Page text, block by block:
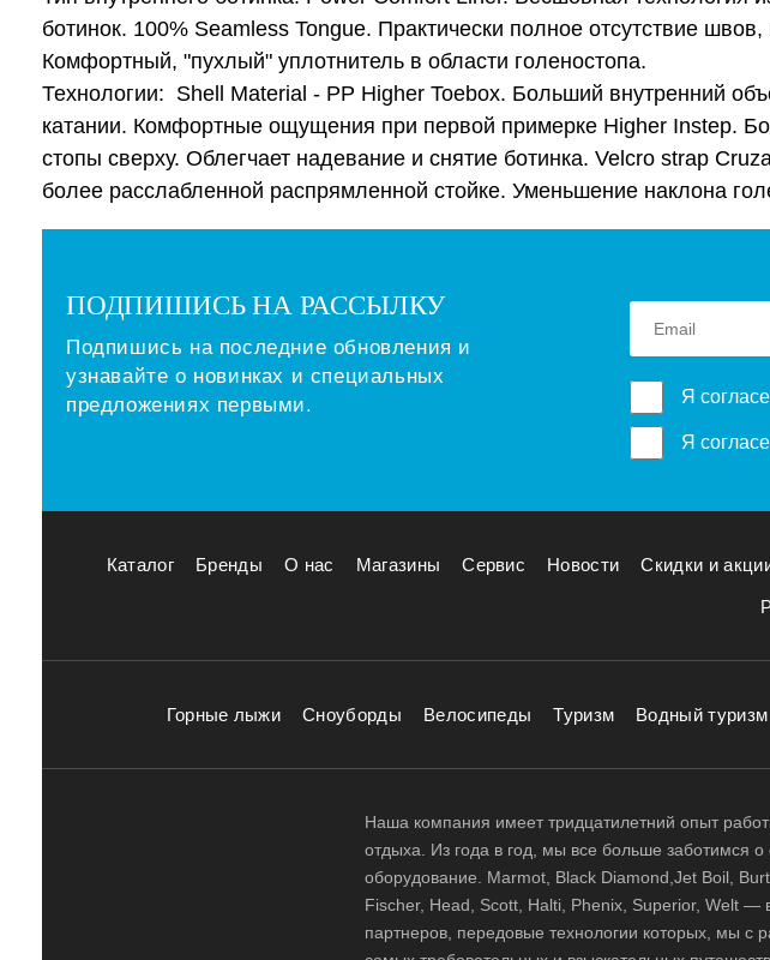
ботинок. 100% Seamless Tongue. Практически полное отсутствие
Комфортный, "пухлый" уплотнитель в области голеностопа.
Технологии: Shell Material - PP Higher Toebox. Больший внутренний
катании. Комфортные ощущения при первой примерке Higher Instep.
стопы сверху. Облегчает надевание и снятие ботинка. Velcro strap
более расслабленной распрямленной стойке. Уменьшение наклона
ПОДПИШИСЬ НА РАССЫЛКУ
Подпишись на последние обновления и
узнавайте о новинках и специальных
предложениях первыми.
Я
Я
Каталог Бренды О нас Магазины Сервис Новости Скидки и
Горные лыжи Сноуборды Велосипеды Туризм Водный туризм
Наша компания имеет тридцатилетний опыт
отдыха. Из года в год, мы все больше заботимся
оборудование. Marmot, Black Diamond,Jet Boil,
Fischer, Head, Scott, Halti, Phenix, Superior, Welt —
партнеров, передовые технологии которых, мы с